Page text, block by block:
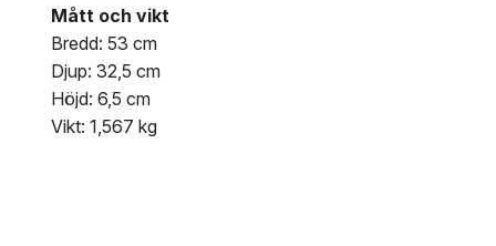
Mått och vikt
Bredd: 53 cm
Djup: 32,5 cm
Höjd: 6,5 cm
Vikt: 1,567 kg